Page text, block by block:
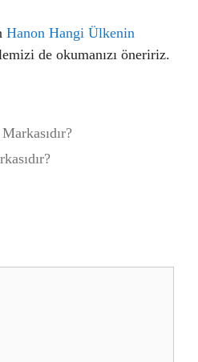
Hanon Hangi Ülkenin
de okumanızı öneririz.